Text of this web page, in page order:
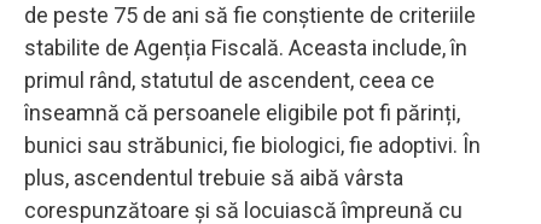
de peste 75 de ani să fie conștiente de criteriile
stabilite de Agenția Fiscală. Aceasta include, în
primul rând, statutul de ascendent, ceea ce
înseamnă că persoanele eligibile pot fi părinți,
bunici sau străbunici, fie biologici, fie adoptivi. În
plus, ascendentul trebuie să aibă vârsta
corespunzătoare și să locuiască împreună cu